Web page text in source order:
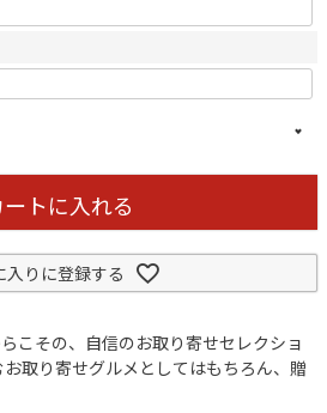
ートに入れる
入りに登録する
こその、自信のお取り寄せセレクショ
取り寄せグルメとしてはもちろん、贈